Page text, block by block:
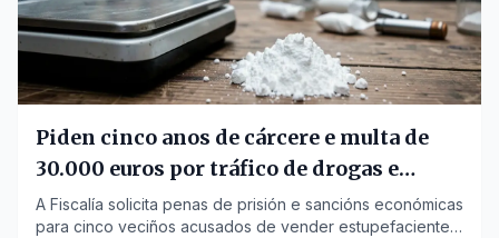
Piden cinco anos de cárcere e multa de
30.000 euros por tráfico de drogas e
fraude eléctrica no Grove
A Fiscalía solicita penas de prisión e sancións económicas
para cinco veciños acusados de vender estupefacientes